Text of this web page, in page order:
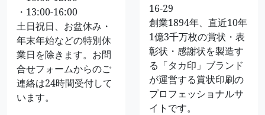
・13:00-16:00
土日祝日、お盆休み・
年末年始などの特別休
業日を除きます。お問
合せフォームからのご
連絡は24時間受付して
います。
16-29
創業1894年、直近10年
1億3千万枚の賞状・表
彰状・感謝状を製造す
る「タカ印」ブランド
が運営する賞状印刷の
プロフェッショナルサ
イトです。